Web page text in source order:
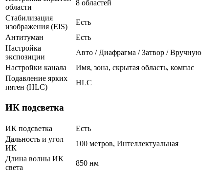
области
8 областей
Стабилизация
изображения (EIS)
Есть
Антитуман
Есть
Настройка
экспозиции
Авто / Диафрагма / Затвор / Вручную
Настройки канала
Имя, зона, скрытая область, компас
Подавление ярких
пятен (HLC)
HLC
ИК подсветка
ИК подсветка
Есть
Дальность и угол
ИК
100 метров, Интеллектуальная
Длина волны ИК
света
850 нм